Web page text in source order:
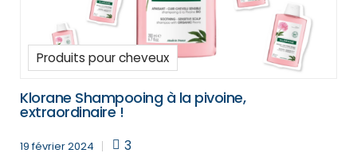
Produits pour cheveux
Klorane Shampooing à la pivoine,
extraordinaire !
19 février 2024
3